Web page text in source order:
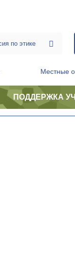
Местные
ПОДДЕРЖКА